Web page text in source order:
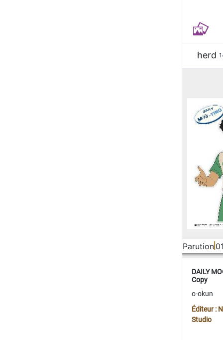
herd
Parution
DAILY
Copy
o-okun
Éditeur :
Studio